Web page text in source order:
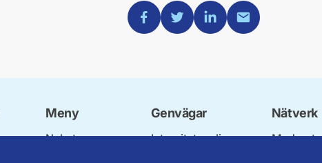
Dela via Facebook
Dela via Twitter
Dela via Linkedin
Dela via Mail
Meny
Nyheter
Genvägar
Integritetspolicy
Nätverk
Moderata